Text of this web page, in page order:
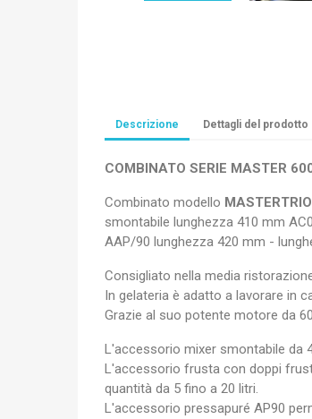
Descrizione Dettagli del prodotto
COMBINATO SERIE MASTER
Combinato modello
smontabile lunghezza 410 mm
AAP/90 lunghezza 420 mm -
Consigliato nella media
In gelateria è adatto a lavorare in
Grazie al suo potente motore da
L'accessorio mixer smontabile da
L'accessorio frusta con doppi
quantità da 5 fino a 20 litri.
L'accessorio pressapuré AP90